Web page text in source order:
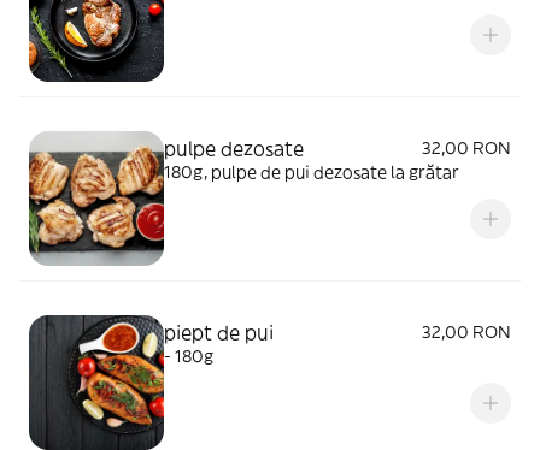
pulpe dezosate
32,00 RON
180g, pulpe de pui dezosate la grătar
piept de pui
32,00 RON
- 180g